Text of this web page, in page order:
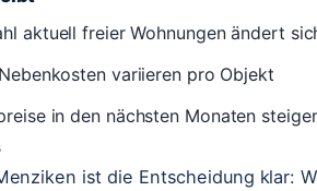
aktuell freier Wohnungen ändert
variieren pro Objekt
in den nächsten Monaten
ist die Entscheidung klar: